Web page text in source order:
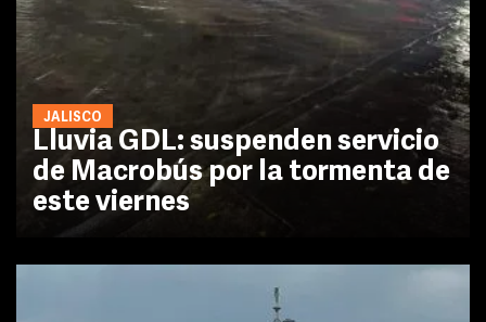
JALISCO
Lluvia GDL: suspenden servicio
de Macrobús por la tormenta de
este viernes